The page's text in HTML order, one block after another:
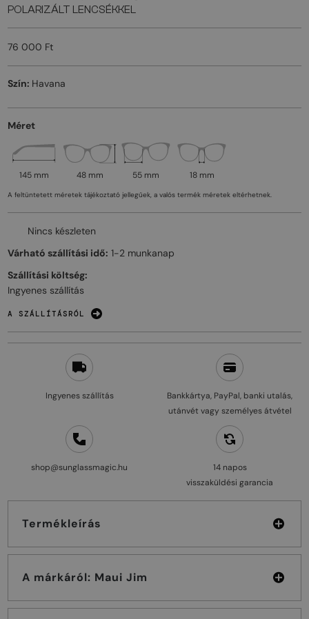
Ingyenes szállítás
Bankkártya, PayPal, banki utalás,
utánvét vagy személyes átvétel
shop@sunglassmagic.hu
14 napos
visszaküldési garancia
Termékleírás
A márkáról: Maui Jim
POLARIZÁLT LENCSÉKKEL
76 000 Ft
Szín: Havana
Méret
145 mm 48 mm 55 mm 18 mm
A feltüntetett méretek tájékoztató jellegűek, a valós termék méretek eltérhetnek.
Nincs készleten
Várható szállítási idő: 1-2 munkanap
Szállítási költség:
Ingyenes szállítás
A SZÁLLÍTÁSRÓL